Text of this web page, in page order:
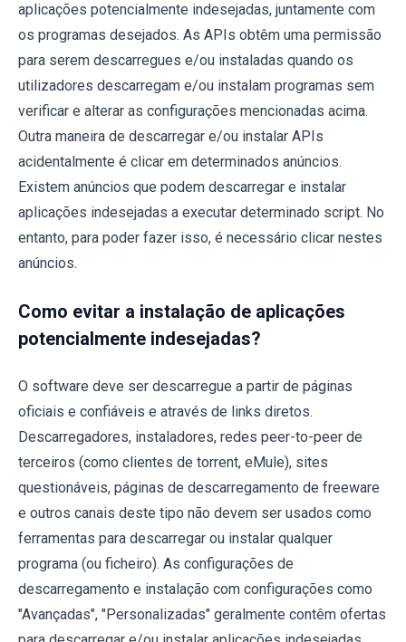
aplicações potencialmente indesejadas, juntamente com
os programas desejados. As APIs obtêm uma permissão
para serem descarregues e/ou instaladas quando os
utilizadores descarregam e/ou instalam programas sem
verificar e alterar as configurações mencionadas acima.
Outra maneira de descarregar e/ou instalar APIs
acidentalmente é clicar em determinados anúncios.
Existem anúncios que podem descarregar e instalar
aplicações indesejadas a executar determinado script. No
entanto, para poder fazer isso, é necessário clicar nestes
anúncios.
Como evitar a instalação de aplicações
potencialmente indesejadas?
O software deve ser descarregue a partir de páginas
oficiais e confiáveis e através de links diretos.
Descarregadores, instaladores, redes peer-to-peer de
terceiros (como clientes de torrent, eMule), sites
questionáveis, páginas de descarregamento de freeware
e outros canais deste tipo não devem ser usados como
ferramentas para descarregar ou instalar qualquer
programa (ou ficheiro). As configurações de
descarregamento e instalação com configurações como
"Avançadas", "Personalizadas" geralmente contêm ofertas